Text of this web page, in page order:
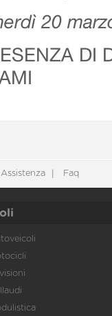
20
DI
Assistenza Faq